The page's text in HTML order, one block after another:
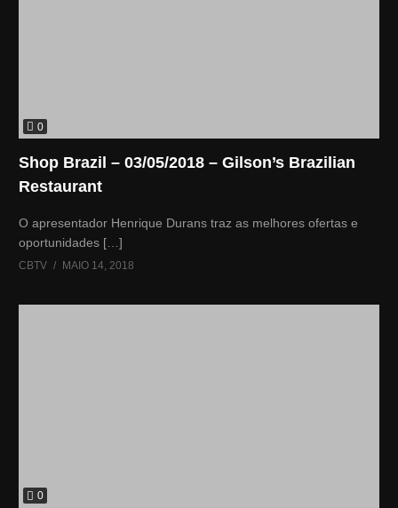
0
Shop Brazil – 03/05/2018 – Gilson’s Brazilian
Restaurant
O apresentador Henrique Durans traz as melhores ofertas e
oportunidades […]
CBTV MAIO 14, 2018
0